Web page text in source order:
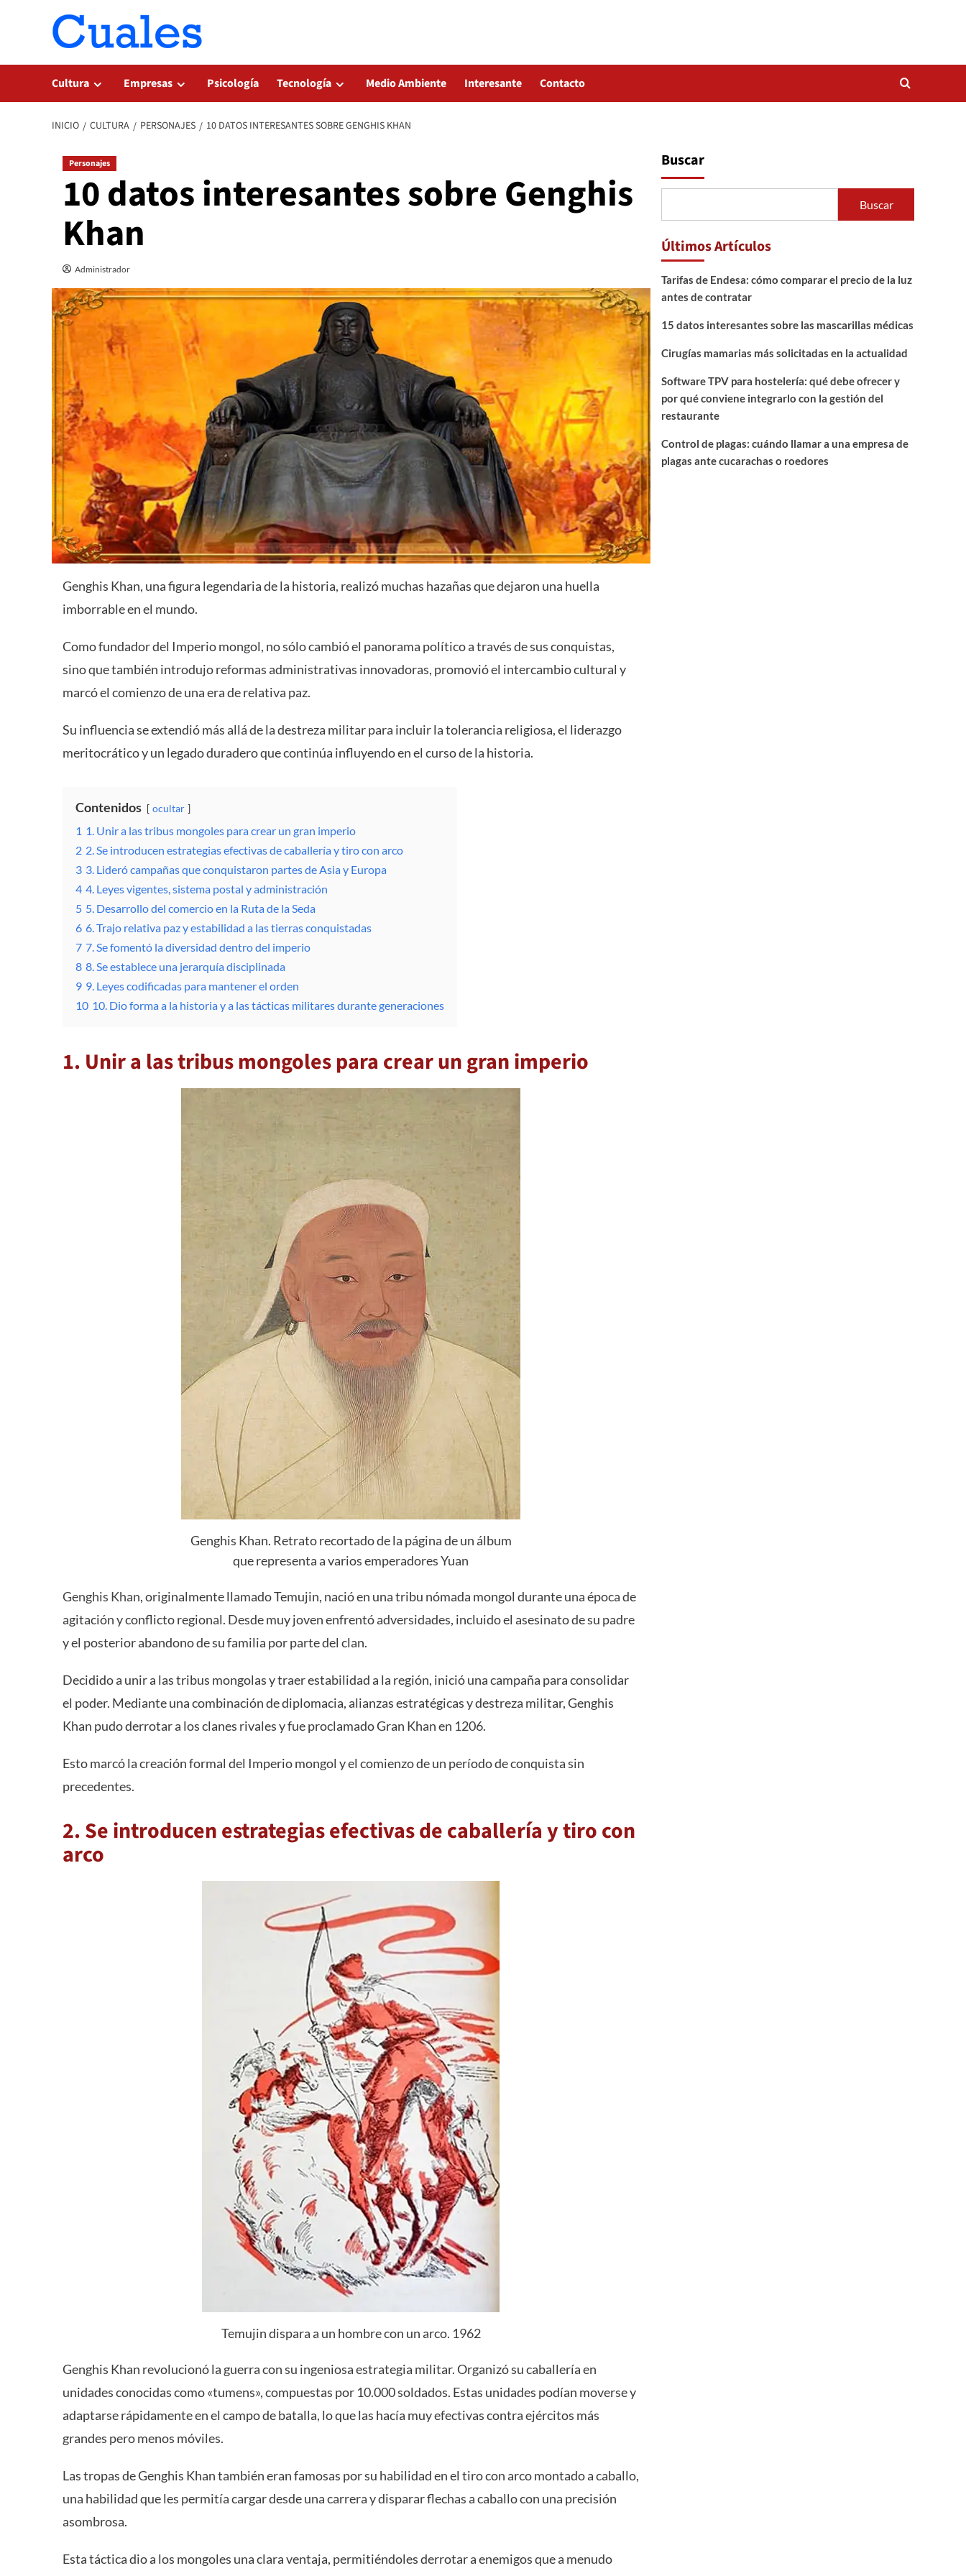
Cultura Empresas Psicología Tecnología Medio Ambiente Interesante Contacto
INICIO CULTURA PERSONAJES 10 DATOS INTERESANTES SOBRE GENGHIS KHAN
Personajes
10 datos interesantes sobre Genghis
Khan
Administrador
Genghis Khan, una figura legendaria de la historia, realizó muchas hazañas que dejaron una huella
imborrable en el mundo.
Como fundador del Imperio mongol, no sólo cambió el panorama político a través de sus conquistas,
sino que también introdujo reformas administrativas innovadoras, promovió el intercambio cultural y
marcó el comienzo de una era de relativa paz.
Su influencia se extendió más allá de la destreza militar para incluir la tolerancia religiosa, el liderazgo
meritocrático y un legado duradero que continúa influyendo en el curso de la historia.
Contenidos ocultar
1 1. Unir a las tribus mongoles para crear un gran imperio
2 2. Se introducen estrategias efectivas de caballería y tiro con arco
3 3. Lideró campañas que conquistaron partes de Asia y Europa
4 4. Leyes vigentes, sistema postal y administración
5 5. Desarrollo del comercio en la Ruta de la Seda
6 6. Trajo relativa paz y estabilidad a las tierras conquistadas
7 7. Se fomentó la diversidad dentro del imperio
8 8. Se establece una jerarquía disciplinada
9 9. Leyes codificadas para mantener el orden
10 10. Dio forma a la historia y a las tácticas militares durante generaciones
1. Unir a las tribus mongoles para crear un gran imperio
Genghis Khan. Retrato recortado de la página de un álbum
que representa a varios emperadores Yuan
Genghis Khan, originalmente llamado Temujin, nació en una tribu nómada mongol durante una época de
agitación y conflicto regional. Desde muy joven enfrentó adversidades, incluido el asesinato de su padre
y el posterior abandono de su familia por parte del clan.
Decidido a unir a las tribus mongolas y traer estabilidad a la región, inició una campaña para consolidar
el poder. Mediante una combinación de diplomacia, alianzas estratégicas y destreza militar, Genghis
Khan pudo derrotar a los clanes rivales y fue proclamado Gran Khan en 1206.
Esto marcó la creación formal del Imperio mongol y el comienzo de un período de conquista sin
precedentes.
2. Se introducen estrategias efectivas de caballería y tiro con
arco
Temujin dispara a un hombre con un arco. 1962
Genghis Khan revolucionó la guerra con su ingeniosa estrategia militar. Organizó su caballería en
unidades conocidas como «tumens», compuestas por 10.000 soldados. Estas unidades podían moverse y
adaptarse rápidamente en el campo de batalla, lo que las hacía muy efectivas contra ejércitos más
grandes pero menos móviles.
Las tropas de Genghis Khan también eran famosas por su habilidad en el tiro con arco montado a caballo,
una habilidad que les permitía cargar desde una carrera y disparar flechas a caballo con una precisión
asombrosa.
Esta táctica dio a los mongoles una clara ventaja, permitiéndoles derrotar a enemigos que a menudo
Buscar
Buscar
Últimos Artículos
Tarifas de Endesa: cómo comparar el precio de la luz
antes de contratar
15 datos interesantes sobre las mascarillas médicas
Cirugías mamarias más solicitadas en la actualidad
Software TPV para hostelería: qué debe ofrecer y
por qué conviene integrarlo con la gestión del
restaurante
Control de plagas: cuándo llamar a una empresa de
plagas ante cucarachas o roedores